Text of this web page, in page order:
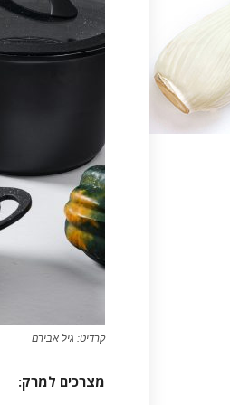
קרדיט: גיל אבירם
מצרכים למרק: